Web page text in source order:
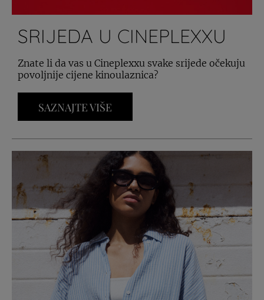
SRIJEDA U CINEPLEXXU
Znate li da vas u Cineplexxu svake srijede očekuju
povoljnije cijene kinoulaznica?
SAZNAJTE VIŠE